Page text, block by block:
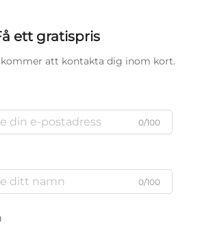
ett gratispris
att kontakta dig inom kort.
0/100
0/100